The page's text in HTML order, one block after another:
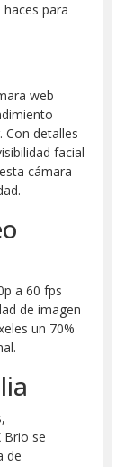
para
web
Con detalles
facial
cámara
a 60 fps
de imagen
un 70%
Brio se
de